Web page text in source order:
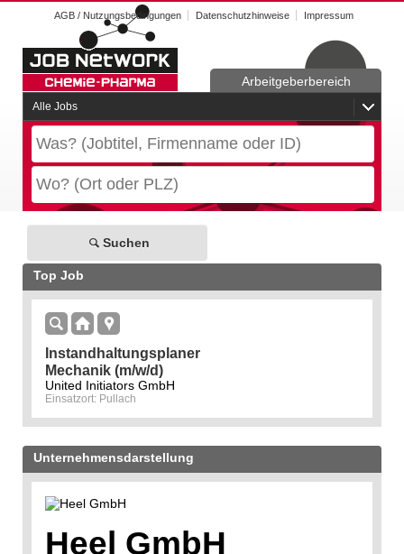
AGB / Nutzungsbedingungen Datenschutzhinweise Impressum
Alle Jobs
Arbeitgeberbereich
Suchen
Top Job
Instandhaltungsplaner
Mechanik (m/w/d)
United Initiators GmbH
Einsatzort: Pullach
Unternehmensdarstellung
Heel GmbH